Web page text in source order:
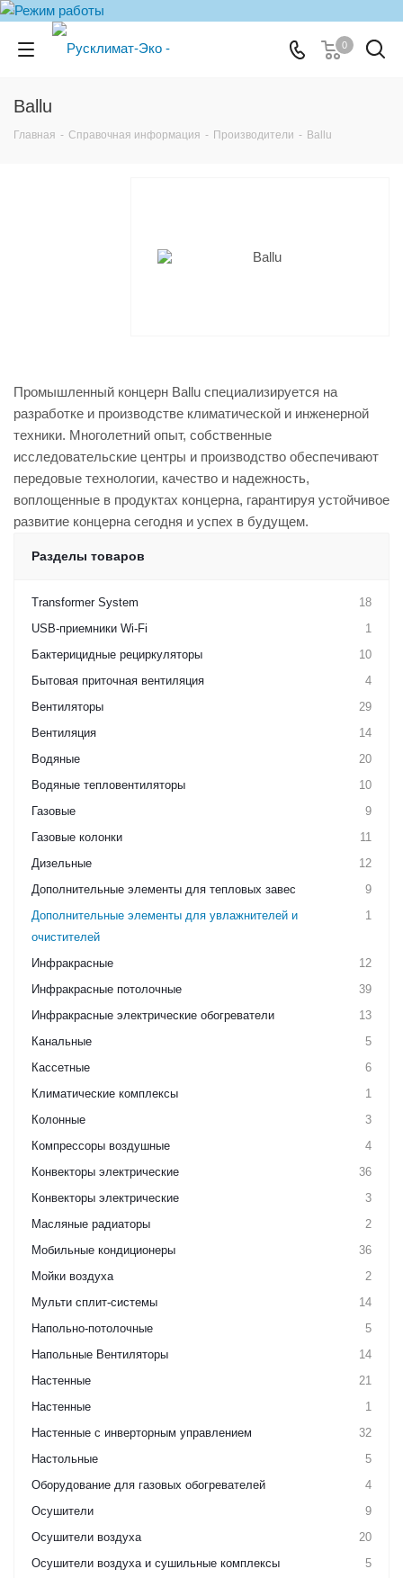
0
Ballu
Главная - Справочная информация - Производители - Ballu
Промышленный концерн Ballu специализируется на
разработке и производстве климатической и инженерной
техники. Многолетний опыт, собственные
исследовательские центры и производство обеспечивают
передовые технологии, качество и надежность,
воплощенные в продуктах концерна, гарантируя устойчивое
развитие концерна сегодня и успех в будущем.
Разделы товаров
Transformer System
18
USB-приемники Wi-Fi
1
Бактерицидные рециркуляторы
10
Бытовая приточная вентиляция
4
Вентиляторы
29
Вентиляция
14
Водяные
20
Водяные тепловентиляторы
10
Газовые
9
Газовые колонки
11
Дизельные
12
Дополнительные элементы для тепловых завес
9
Дополнительные элементы для увлажнителей и
очистителей
1
Инфракрасные
12
Инфракрасные потолочные
39
Инфракрасные электрические обогреватели
13
Канальные
5
Кассетные
6
Климатические комплексы
1
Колонные
3
Компрессоры воздушные
4
Конвекторы электрические
36
Конвекторы электрические
3
Масляные радиаторы
2
Мобильные кондиционеры
36
Мойки воздуха
2
Мульти сплит-системы
14
Напольно-потолочные
5
Напольные Вентиляторы
14
Настенные
21
Настенные
1
Настенные с инверторным управлением
32
Настольные
5
Оборудование для газовых обогревателей
4
Осушители
9
Осушители воздуха
20
Осушители воздуха и сушильные комплексы
5